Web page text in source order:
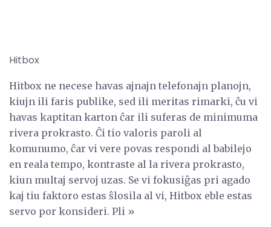
Hitbox
Hitbox ne necese havas ajnajn telefonajn planojn,
kiujn ili faris publike, sed ili meritas rimarki, ĉu vi
havas kaptitan karton ĉar ili suferas de minimuma
rivera prokrasto. Ĉi tio valoris paroli al
komunumo, ĉar vi vere povas respondi al babilejo
en reala tempo, kontraste al la rivera prokrasto,
kiun multaj servoj uzas. Se vi fokusiĝas pri agado
kaj tiu faktoro estas ŝlosila al vi, Hitbox eble estas
servo por konsideri. Pli »